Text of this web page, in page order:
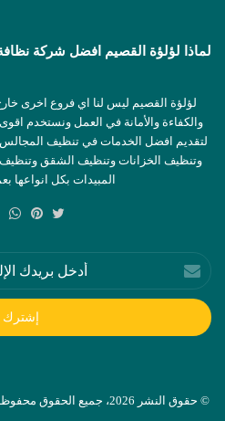
لماذا لؤلؤة القصيم افضل شركة
لؤلؤة القصيم ليس لنا اي فروع اخرى
والكفاءة والأمانة في العمل ونستخدم
لتقديم افضل الخدمات في تنظيف
وتنظيف الخزانات وتنظيف الشقق
المبيدات بكل انواعها
أدخل
بريدك
الإلكتروني
© حقوق النشر 2026، جميع الحقوق محفوظة |